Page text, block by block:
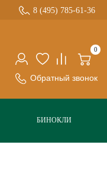
0
Обратный звонок
8 (495) 785-61-36
БИНОКЛИ